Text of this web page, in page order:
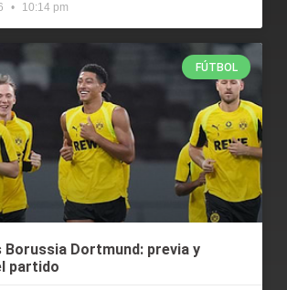
10:14 pm
FÚTBOL
Borussia Dortmund: previa y
partido